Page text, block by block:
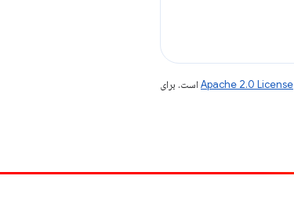
Apache 2.0 License است. برای